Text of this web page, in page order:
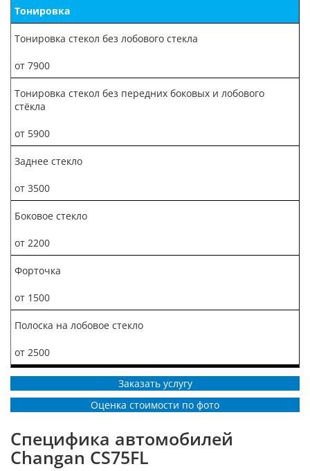
Тонировка
Тонировка стекол без лобового стекла
от 7900
Тонировка стекол без передних боковых и лобового
стёкла
от 5900
Заднее стекло
от 3500
Боковое стекло
от 2200
Форточка
от 1500
Полоска на лобовое стекло
от 2500
Заказать услугу
Оценка стоимости по фото
Специфика автомобилей
Changan CS75FL